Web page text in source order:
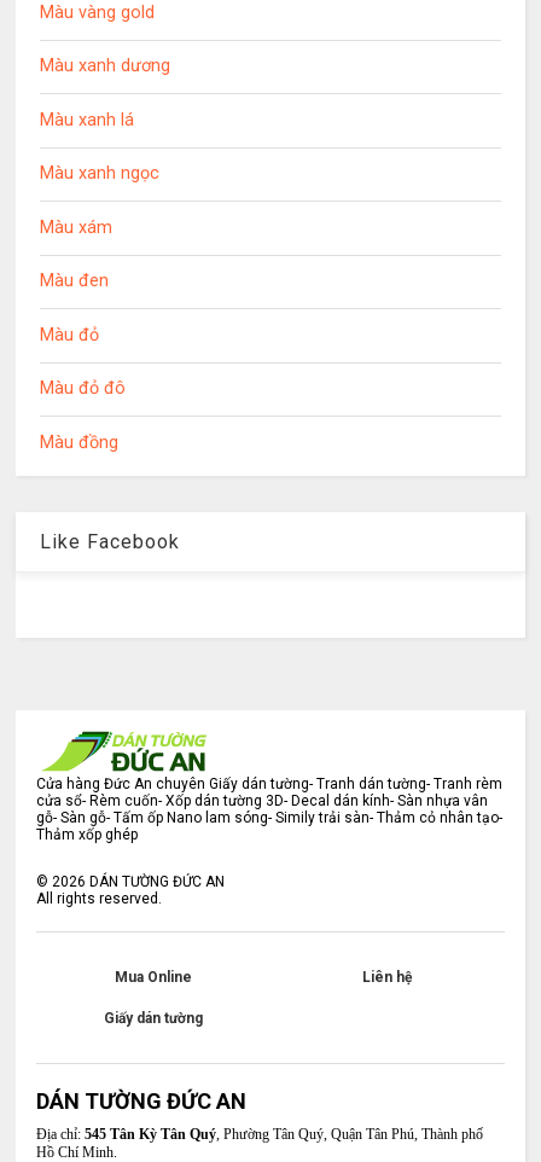
Màu vàng gold
Màu xanh dương
Màu xanh lá
Màu xanh ngọc
Màu xám
Màu đen
Màu đỏ
Màu đỏ đô
Màu đồng
Like Facebook
Cửa hàng Đức An chuyên Giấy dán tường- Tranh dán tường- Tranh rèm
cửa sổ- Rèm cuốn- Xốp dán tường 3D- Decal dán kính- Sàn nhựa vân
gỗ- Sàn gỗ- Tấm ốp Nano lam sóng- Simily trải sàn- Thảm cỏ nhân tạo-
Thảm xốp ghép
© 2026 DÁN TƯỜNG ĐỨC AN
All rights reserved.
Mua Online Liên hệ
Giấy dán tường
DÁN TƯỜNG ĐỨC AN
Địa chỉ: 545 Tân Kỳ Tân Quý , Phường Tân Quý, Quận Tân Phú, Thành phố
Hồ Chí Minh.